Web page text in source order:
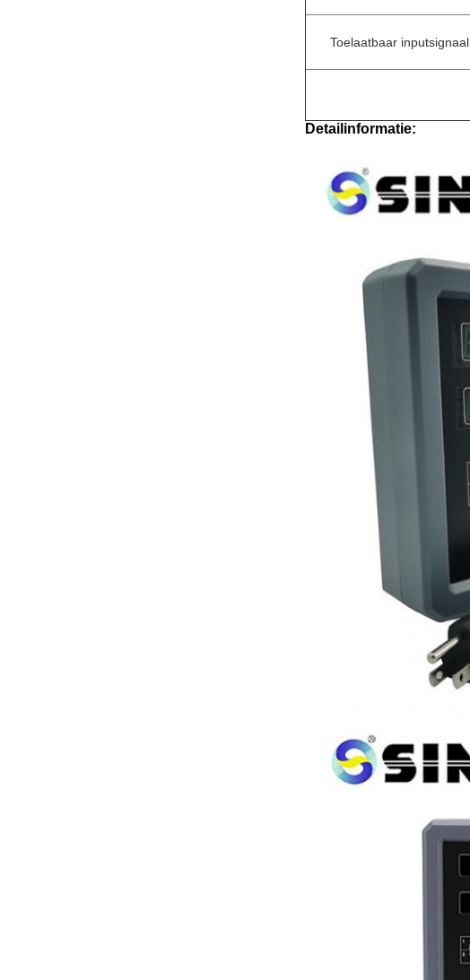
Toelaatbaar inputsignaal
Detailinformatie: